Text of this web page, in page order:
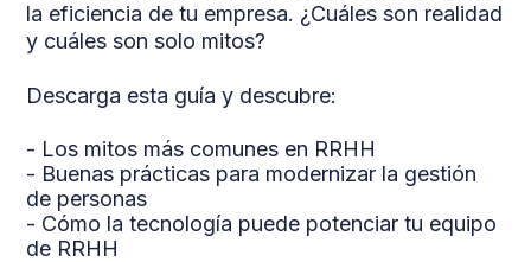
la eficiencia de tu empresa. ¿Cuáles son realidad
y cuáles son solo mitos?
Descarga esta guía y descubre:
- Los mitos más comunes en RRHH
- Buenas prácticas para modernizar la gestión
de personas
- Cómo la tecnología puede potenciar tu equipo
de RRHH